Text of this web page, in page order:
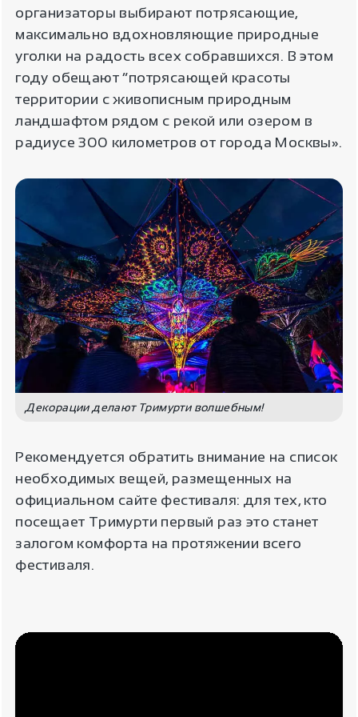
организаторы выбирают потрясающие,
максимально вдохновляющие природные
уголки на радость всех собравшихся. В этом
году обещают “потрясающей красоты
территории с живописным природным
ландшафтом рядом с рекой или озером в
радиусе 300 километров от города Москвы».
Декорации делают Тримурти волшебным!
Рекомендуется обратить внимание на список
необходимых вещей, размещенных на
официальном сайте фестиваля: для тех, кто
посещает Тримурти первый раз это станет
залогом комфорта на протяжении всего
фестиваля.